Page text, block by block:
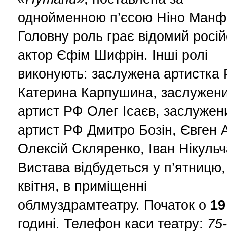
однойменною п’єсою Ніно
Головну роль грає відомий
актор Єфім Шифрін. Інші ролі
виконують: заслужена
Катерина Карпушина,
артист РФ Олег Ісаєв,
артист РФ Дмитро Бозін, Євген
Олексій Скляренко, Іван
Вистава відбудеться у
квітня, в приміщенні
облмуздрамтеатру. Початок о 19
годині. Телефон каси театру: